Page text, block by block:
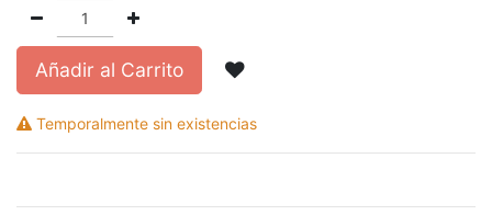
Añadir al Carrito
Temporalmente sin existencias